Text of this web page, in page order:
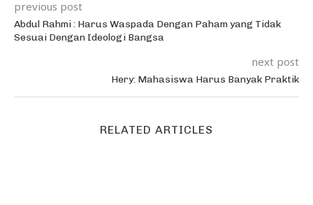
previous post
Abdul Rahmi : Harus Waspada Dengan Paham yang Tidak
Sesuai Dengan Ideologi Bangsa
next post
Hery: Mahasiswa Harus Banyak Praktik
RELATED ARTICLES